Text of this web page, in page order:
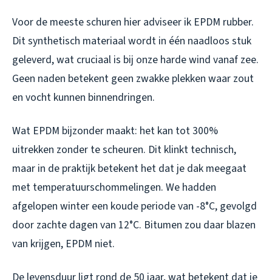
Voor de meeste schuren hier adviseer ik EPDM rubber.
Dit synthetisch materiaal wordt in één naadloos stuk
geleverd, wat cruciaal is bij onze harde wind vanaf zee.
Geen naden betekent geen zwakke plekken waar zout
en vocht kunnen binnendringen.
Wat EPDM bijzonder maakt: het kan tot 300%
uitrekken zonder te scheuren. Dit klinkt technisch,
maar in de praktijk betekent het dat je dak meegaat
met temperatuurschommelingen. We hadden
afgelopen winter een koude periode van -8°C, gevolgd
door zachte dagen van 12°C. Bitumen zou daar blazen
van krijgen, EPDM niet.